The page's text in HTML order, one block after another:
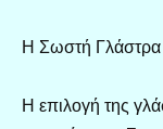
Η Σωστή Γλάστρα
Η επιλογή της